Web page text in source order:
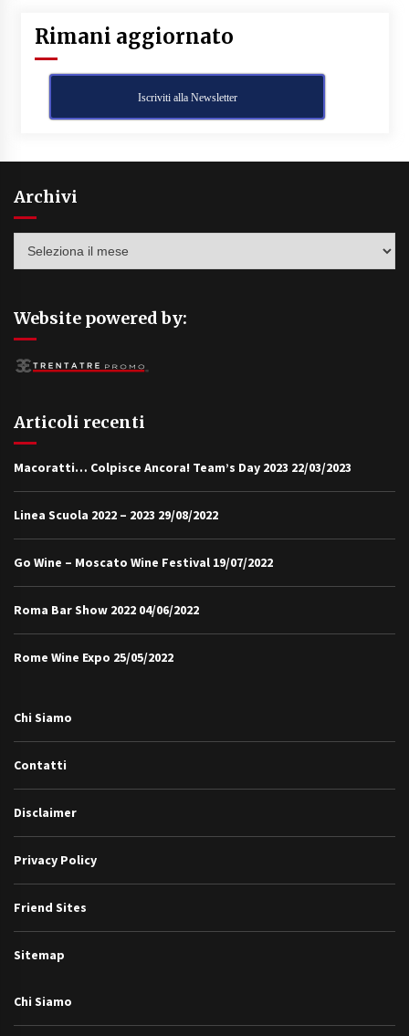
Rimani aggiornato
Iscriviti alla Newsletter
Archivi
Website powered by:
Articoli recenti
Macoratti… Colpisce Ancora! Team’s Day 2023 22/03/2023
Linea Scuola 2022 – 2023 29/08/2022
Go Wine – Moscato Wine Festival 19/07/2022
Roma Bar Show 2022 04/06/2022
Rome Wine Expo 25/05/2022
Chi Siamo
Contatti
Disclaimer
Privacy Policy
Friend Sites
Sitemap
Chi Siamo